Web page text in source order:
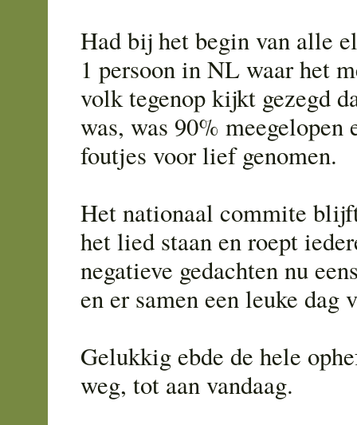
Had bij het begin van alle
1 persoon in NL waar het
volk tegenop kijkt gezegd
was, was 90% meegelopen
foutjes voor lief genomen.
Het nationaal commite
het lied staan en roept
negatieve gedachten nu
en er samen een leuke dag
Gelukkig ebde de hele
weg, tot aan vandaag.